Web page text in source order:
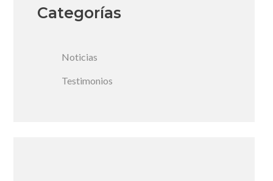
Categorías
Noticias
Testimonios